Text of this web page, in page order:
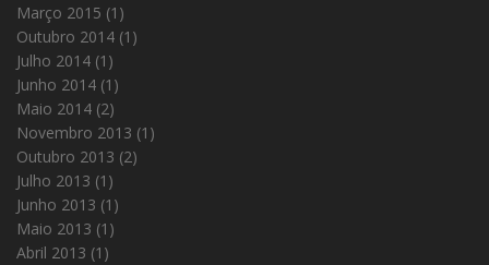
Março 2015 (1)
Outubro 2014 (1)
Julho 2014 (1)
Junho 2014 (1)
Maio 2014 (2)
Novembro 2013 (1)
Outubro 2013 (2)
Julho 2013 (1)
Junho 2013 (1)
Maio 2013 (1)
Abril 2013 (1)